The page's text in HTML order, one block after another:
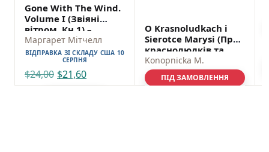
Gone With The Wind.
Volume I (Звіяні
вітром. Кн.1) –
Mitchell M. – Фоліо
Маргарет Мітчелл
ВІДПРАВКА ЗІ СКЛАДУ США 10
СЕРПНЯ
$24,00 $21,60
O Krasnoludkach i
Sierotce Marysi (Про
краснолюдків та
сирітку Марисю) –
Konopnicka M. –
Фоліо
Konopnicka M.
ПІД ЗАМОВЛЕННЯ